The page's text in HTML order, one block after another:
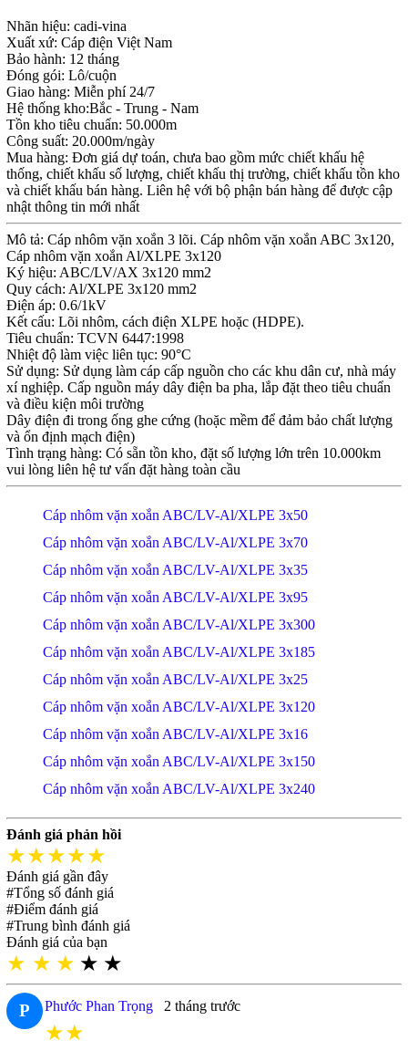
Nhãn hiệu: cadi-vina
Xuất xứ: Cáp điện Việt Nam
Bảo hành: 12 tháng
Đóng gói: Lô/cuộn
Giao hàng: Miễn phí 24/7
Hệ thống kho:Bắc - Trung - Nam
Tồn kho tiêu chuẩn: 50.000m
Công suất: 20.000m/ngày
Mua hàng: Đơn giá dự toán, chưa bao gồm mức chiết khấu hệ
thống, chiết khấu số lượng, chiết khấu thị trường, chiết khấu tồn kho
và chiết khấu bán hàng. Liên hệ với bộ phận bán hàng để được cập
nhật thông tin mới nhất
Mô tả: Cáp nhôm vặn xoắn 3 lõi. Cáp nhôm vặn xoắn ABC 3x120,
Cáp nhôm vặn xoắn Al/XLPE 3x120
Ký hiệu: ABC/LV/AX 3x120 mm2
Quy cách: Al/XLPE 3x120 mm2
Điện áp: 0.6/1kV
Kết cấu: Lõi nhôm, cách điện XLPE hoặc (HDPE).
Tiêu chuẩn: TCVN 6447:1998
Nhiệt độ làm việc liên tục: 90°C
Sử dụng: Sử dụng làm cáp cấp nguồn cho các khu dân cư, nhà máy
xí nghiệp. Cấp nguồn máy dây điện ba pha, lắp đặt theo tiêu chuẩn
và điều kiện môi trường
Dây điện đi trong ống ghe cứng (hoặc mềm để đảm bảo chất lượng
và ổn định mạch điện)
Tình trạng hàng: Có sẵn tồn kho, đặt số lượng lớn trên 10.000km
vui lòng liên hệ tư vấn đặt hàng toàn cầu
Cáp nhôm vặn xoắn ABC/LV-Al/XLPE 3x50
Cáp nhôm vặn xoắn ABC/LV-Al/XLPE 3x70
Cáp nhôm vặn xoắn ABC/LV-Al/XLPE 3x35
Cáp nhôm vặn xoắn ABC/LV-Al/XLPE 3x95
Cáp nhôm vặn xoắn ABC/LV-Al/XLPE 3x300
Cáp nhôm vặn xoắn ABC/LV-Al/XLPE 3x185
Cáp nhôm vặn xoắn ABC/LV-Al/XLPE 3x25
Cáp nhôm vặn xoắn ABC/LV-Al/XLPE 3x120
Cáp nhôm vặn xoắn ABC/LV-Al/XLPE 3x16
Cáp nhôm vặn xoắn ABC/LV-Al/XLPE 3x150
Cáp nhôm vặn xoắn ABC/LV-Al/XLPE 3x240
Đánh giá phản hồi
★★★★★
Đánh giá gần đây
#Tổng số đánh giá
#Điểm đánh giá
#Trung bình đánh giá
Đánh giá của bạn
★ ★ ★ ★ ★
P Phước Phan Trọng 2 tháng trước
★★